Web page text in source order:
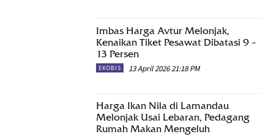
Imbas Harga Avtur Melonjak,
Kenaikan Tiket Pesawat Dibatasi 9 –
13 Persen
EKOBIS 13 April 2026 21:18 PM
Harga Ikan Nila di Lamandau
Melonjak Usai Lebaran, Pedagang
Rumah Makan Mengeluh